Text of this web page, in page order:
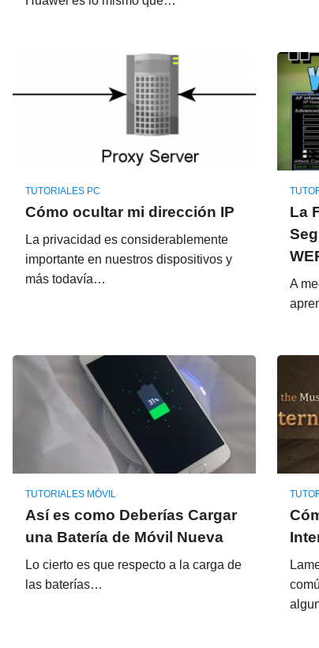
TUTORIALES PC
Cómo ocultar mi dirección IP
La privacidad es considerablemente
importante en nuestros dispositivos y
más todavía…
La
A
TUTORIALES MÓVIL
Así es como Deberías Cargar
una Batería de Móvil Nueva
Lo cierto es que respecto a la carga de
las baterías…